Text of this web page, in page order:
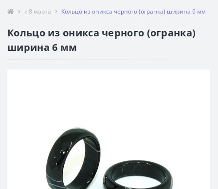
к 8 марта Кольцо из оникса черного (огранка) ширина 6 мм
Кольцо из оникса черного (огранка)
ширина 6 мм